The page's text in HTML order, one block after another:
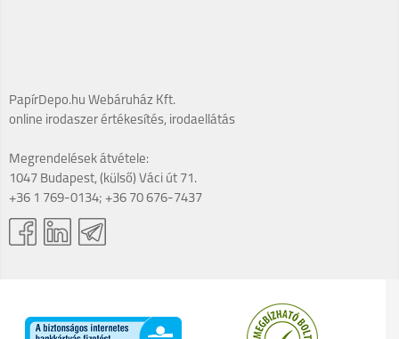
PapírDepo.hu Webáruház Kft.
online irodaszer értékesítés, irodaellátás
Megrendelések átvétele:
1047 Budapest, (külső) Váci út 71.
+36 1 769-0134; +36 70 676-7437